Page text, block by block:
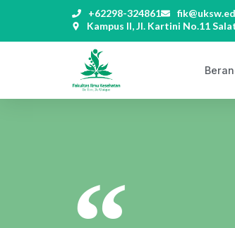
+62298-324861
Kampus II, Jl. Kartini No.11